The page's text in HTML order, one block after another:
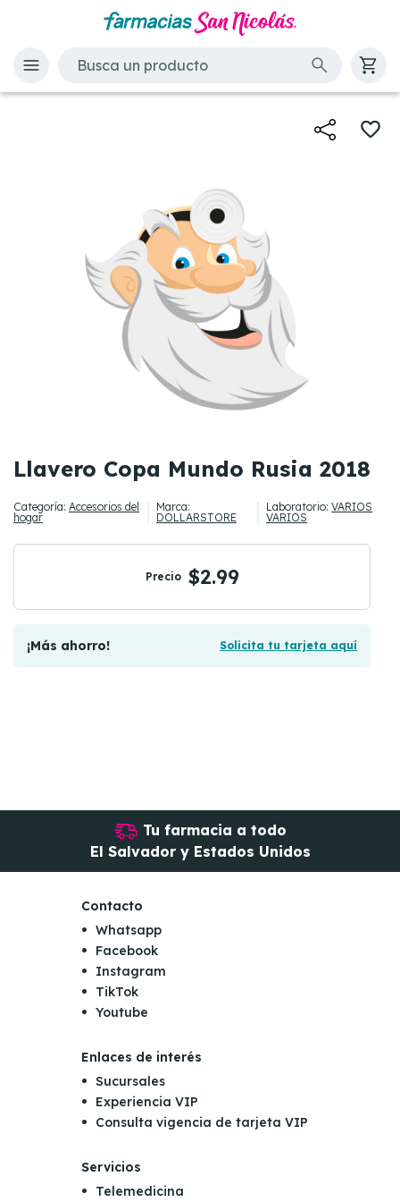
Llavero Copa Mundo Rusia 2018
Categoría: Accesorios del
hogar
Marca:
DOLLARSTORE
Laboratorio:VARIOS
VARIOS
Precio $2.99
¡Más ahorro! Solicita tu tarjeta aquí
Tu farmacia a todo
El Salvador y Estados Unidos
Contacto
Whatsapp
Facebook
Instagram
TikTok
Youtube
Enlaces de interés
Sucursales
Experiencia VIP
Consulta vigencia de tarjeta VIP
Servicios
Telemedicina